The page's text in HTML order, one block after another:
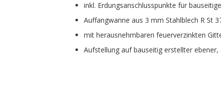
inkl. Erdungsanschlusspunkte für
Auffangwanne aus 3 mm Stahlblech R St
mit herausnehmbaren feuerverzinkten
Aufstellung auf bauseitig erstellter